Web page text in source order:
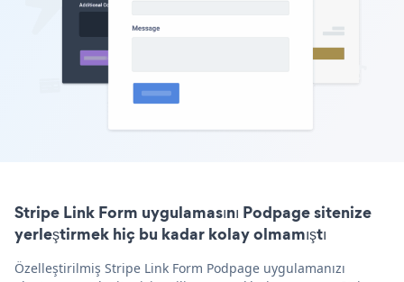
Stripe Link Form uygulamasını Podpage sitenize
yerleştirmek hiç bu kadar kolay olmamıştı
Özelleştirilmiş Stripe Link Form Podpage uygulamanızı